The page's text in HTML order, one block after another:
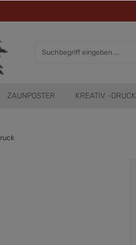
ZAUNPOSTER KREATIV -DRUCK